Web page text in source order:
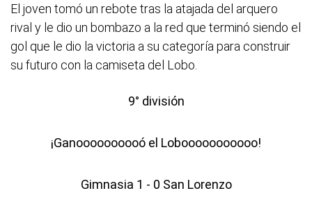
El joven tomó un rebote tras la atajada del arquero
rival y le dio un bombazo a la red que terminó siendo el
gol que le dio la victoria a su categoría para construir
su futuro con la camiseta del Lobo.
9° división
¡Ganoooooooooó el Lobooooooooooo!
Gimnasia 1 - 0 San Lorenzo